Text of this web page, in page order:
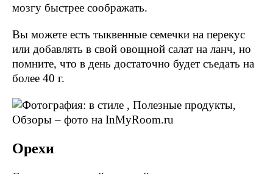
мозгу быстрее соображать.
Вы можете есть тыквенные семечки на перекус
или добавлять в свой овощной салат на ланч, но
помните, что в день достаточно будет съедать на
более 40 г.
Орехи